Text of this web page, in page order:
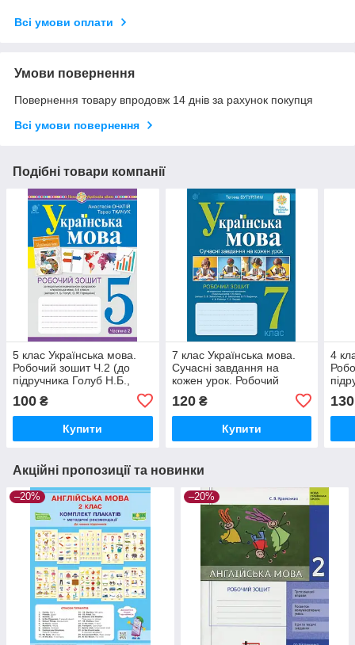
Всі умови оплати
Умови повернення
Повернення товару впродовж 14 днів за рахунок покупця
Всі умови повернення
Подібні товари компанії
5 клас Українська мова.
Робочий зошит Ч.2 (до
підручника Голуб Н.Б.,
Т.П. Богдан
100 ₴
Купити
7 клас Українська мова.
Сучасні завдання на
кожен урок. Робочий
Заболотного) Бутурлим Т
Богдан
120₴
Купити
4
130
Акційні пропозиції та новинки
–20% –20%